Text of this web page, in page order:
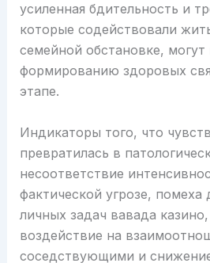
усиленная бдительность и
которые содействовали
семейной обстановке,
формированию здоровых
этапе.
Индикаторы того, что
превратилась в
несоответствие
фактической угрозе,
личных задач вавада
воздействие на
соседствующими и